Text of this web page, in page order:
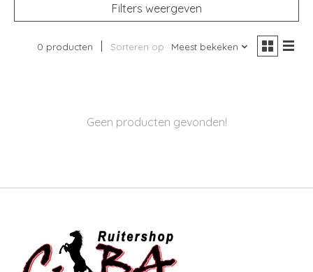
Filters weergeven
0 producten Sorteren op Meest bekeken
Geen producten gevonden!